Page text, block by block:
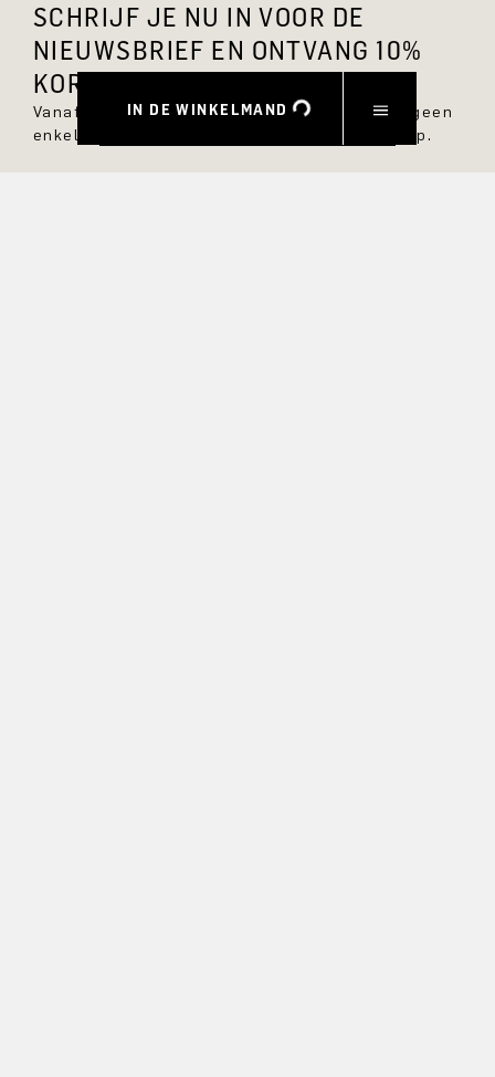
IN DE WINKELMAND
SCHRIJF JE NU IN VOOR DE
NIEUWSBRIEF EN ONTVANG 10%
KORTING.
Vanaf nu ben je altijd op de hoogte en mis je geen
enkele nieuwe stijl in de DRYKORN online shop.